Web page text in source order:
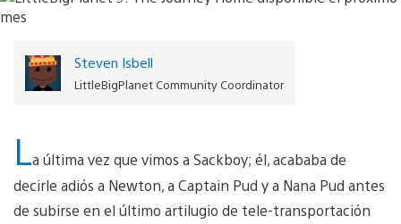
Steven Isbell
LittleBigPlanet Community Coordinator
La última vez que vimos a Sackboy; él, acababa de
decirle adiós a Newton, a Captain Pud y a Nana Pud antes
de subirse en el último artilugio de tele-transportación